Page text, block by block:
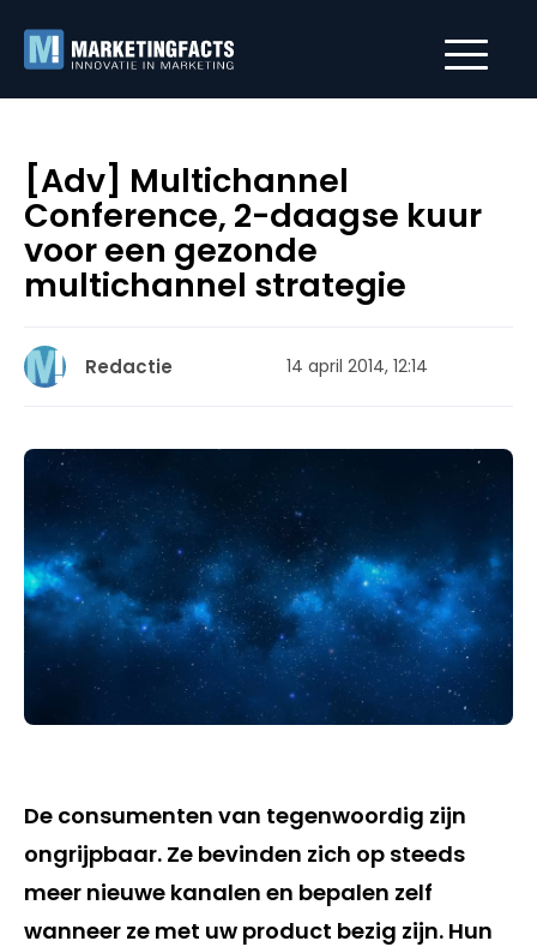
[Adv] Multichannel
Conference, 2-daagse kuur
voor een gezonde
multichannel strategie
Redactie 14 april 2014, 12:14
De consumenten van tegenwoordig zijn
ongrijpbaar. Ze bevinden zich op steeds
meer nieuwe kanalen en bepalen zelf
wanneer ze met uw product bezig zijn. Hun